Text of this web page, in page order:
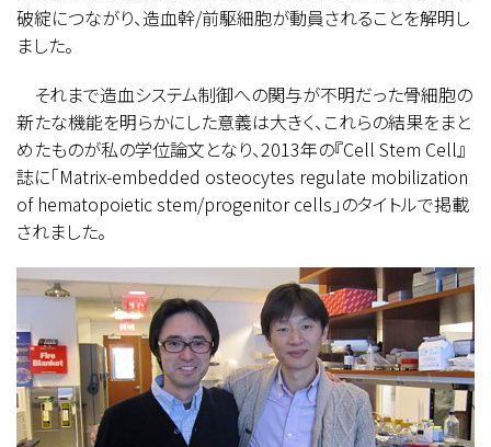
破綻につながり、造血幹/前駆細胞が動員されることを解明し
ました。
それまで造血システム制御への関与が不明だった骨細胞の
新たな機能を明らかにした意義は大きく、これらの結果をまと
めたものが私の学位論文となり、2013年の『Cell Stem Cell』
誌に「Matrix-embedded osteocytes regulate mobilization
of hematopoietic stem/progenitor cells」のタイトルで掲載
されました。